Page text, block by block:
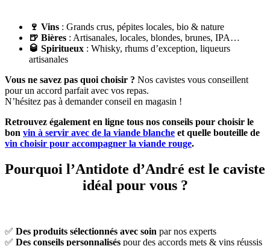
🍷 Vins : Grands crus, pépites locales, bio & nature
🍺 Bières : Artisanales, locales, blondes, brunes, IPA…
🥃 Spiritueux : Whisky, rhums d’exception, liqueurs
artisanales
Vous ne savez pas quoi choisir ? Nos cavistes vous conseillent
pour un accord parfait avec vos repas.
N’hésitez pas à demander conseil en magasin !
Retrouvez également en ligne tous nos conseils pour choisir le
bon vin à servir avec de la viande blanche et quelle bouteille de
vin choisir pour accompagner la viande rouge.
Pourquoi l’Antidote d’André est le caviste
idéal pour vous ?
✅ Des produits sélectionnés avec soin par nos experts
✅ Des conseils personnalisés pour des accords mets & vins réussis